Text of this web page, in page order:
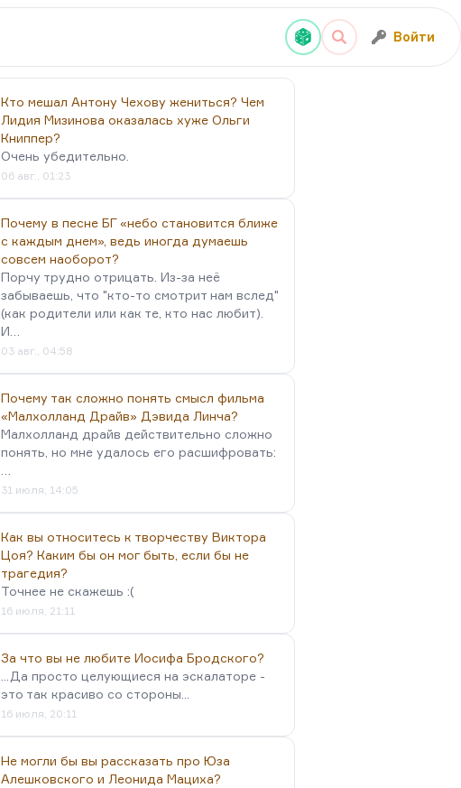
Войти
Кто мешал Антону Чехову жениться? Чем
Лидия Мизинова оказалась хуже Ольги
Книппер?
Очень убедительно.
06 авг., 01:23
Почему в песне БГ «небо становится ближе
с каждым днем», ведь иногда думаешь
совсем наоборот?
Порчу трудно отрицать. Из-за неё
забываешь, что "кто-то смотрит нам вслед"
(как родители или как те, кто нас любит).
И…
03 авг., 04:58
Почему так сложно понять смысл фильма
«Малхолланд Драйв» Дэвида Линча?
Малхолланд драйв действительно сложно
понять, но мне удалось его расшифровать:
31 июля, 14:05
Как вы относитесь к творчеству Виктора
Цоя? Каким бы он мог быть, если бы не
трагедия?
Точнее не скажешь :(
16 июля, 21:11
За что вы не любите Иосифа Бродского?
...Да просто целующиеся на эскалаторе -
это так красиво со стороны...
16 июля, 20:11
Не могли бы вы рассказать про Юза
Алешковского и Леонида Мациха?